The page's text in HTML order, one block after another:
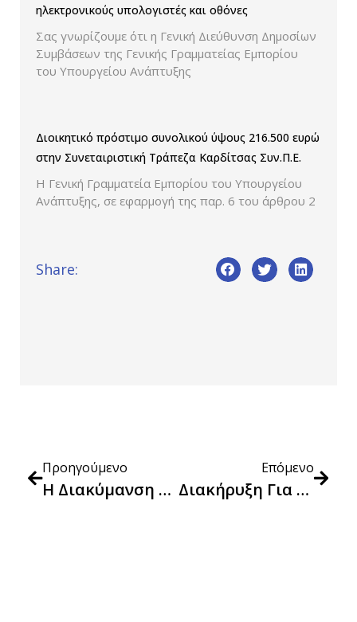
ηλεκτρονικούς υπολογιστές και οθόνες
Σας γνωρίζουμε ότι η Γενική Διεύθυνση Δημοσίων
Συμβάσεων της Γενικής Γραμματείας Εμπορίου
του Υπουργείου Ανάπτυξης
Διοικητικό πρόστιμο συνολικού ύψους 216.500 ευρώ
στην Συνεταιριστική Τράπεζα Καρδίτσας Συν.Π.Ε.
Η Γενική Γραμματεία Εμπορίου του Υπουργείου
Ανάπτυξης, σε εφαρμογή της παρ. 6 του άρθρου 2
Share:
Προηγούμενο
Η Διακύμανση Των Τιμών Των Προϊόντων Στο «Καλάθι Του Νοικοκυριού» Την 34η Εβδομάδα Εφαρμογής Του
Επόμενο
Διακήρυξη Για Την Παροχή Ταχυδρομικών Υπηρεσιών